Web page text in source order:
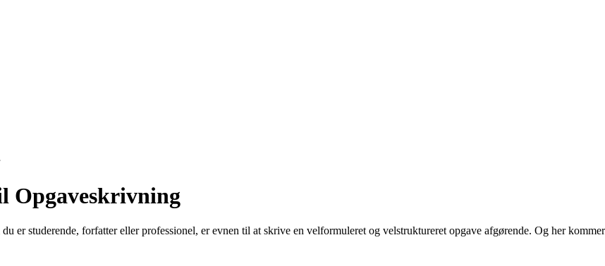
Opgaveskrivning
er studerende, forfatter eller professionel, er evnen til at skrive en velformuleret og velstruktureret opgave afgørende. Og her kommer